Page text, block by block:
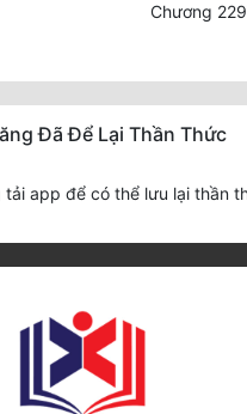
Đã Để Lại Thần Thức
tải app để có thể lưu lại thần